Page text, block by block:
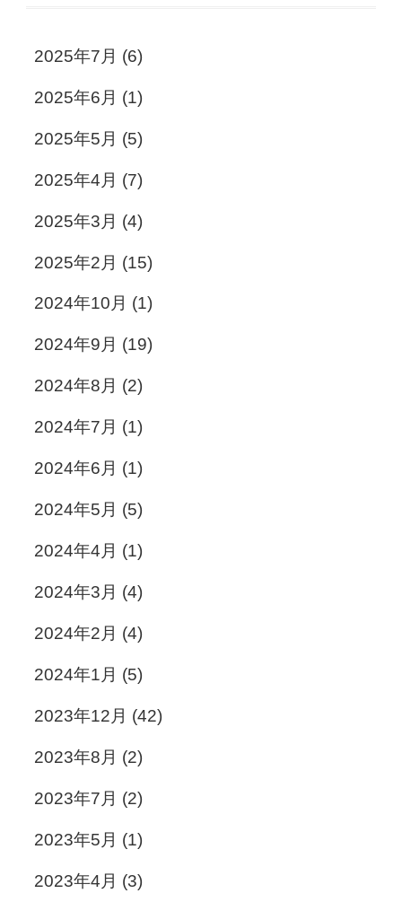
2025年7月 (6)
2025年6月 (1)
2025年5月 (5)
2025年4月 (7)
2025年3月 (4)
2025年2月 (15)
2024年10月 (1)
2024年9月 (19)
2024年8月 (2)
2024年7月 (1)
2024年6月 (1)
2024年5月 (5)
2024年4月 (1)
2024年3月 (4)
2024年2月 (4)
2024年1月 (5)
2023年12月 (42)
2023年8月 (2)
2023年7月 (2)
2023年5月 (1)
2023年4月 (3)